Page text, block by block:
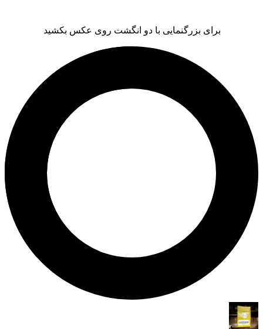
برای بزرگنمایی با دو انگشت روی عکس بکشید